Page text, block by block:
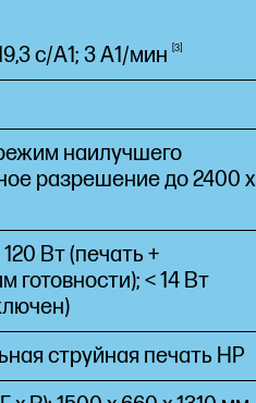
с/A1; 3A1/мин 3
наилучшего
разрешение до 2400 x
Вт (печать +
готовности); < 14 Вт
струйная печать HP